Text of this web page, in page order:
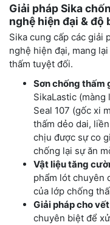
Giải pháp Sika
nghệ hiện đại & độ
Sika cung cấp các giải
nghệ hiện đại, mang
thấm tuyệt đối.
Sơn chống thấm
SikaLastic
Seal 107 (gốc xi
thấm dẻo dai,
chịu được sự co
chống lại sự ăn
Vật liệu tăng
phẩm lót chuyên
của lớp chống
Giải pháp cho
chuyên biệt để